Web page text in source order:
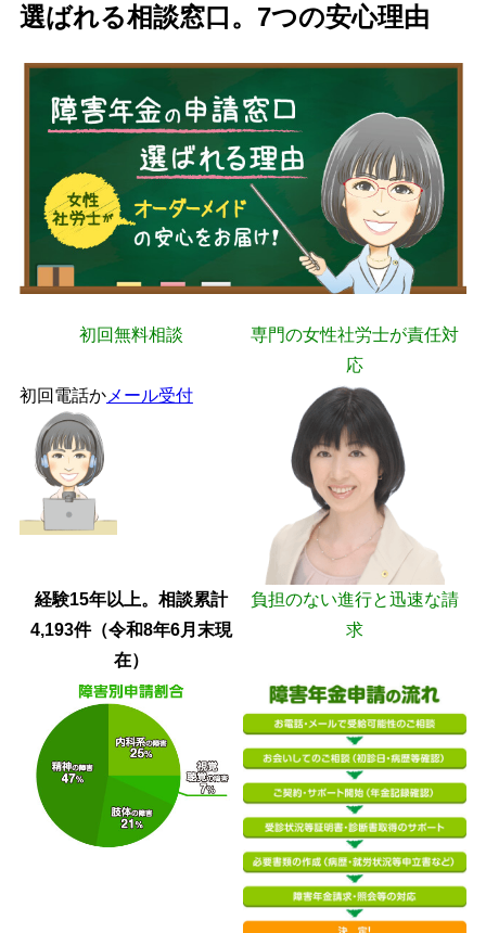
選ばれる相談窓口。7つの安心理由
初回無料相談
専門の女性社労士が責任対
応
初回電話かメール受付
経験15年以上。相談累計
4,193件（令和8年6月末現
在）
負担のない進行と迅速な請
求